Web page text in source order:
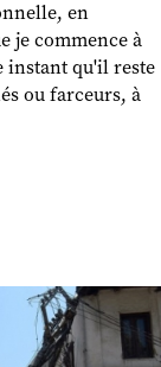
en
je commence à
instant qu'il reste
ou farceurs, à